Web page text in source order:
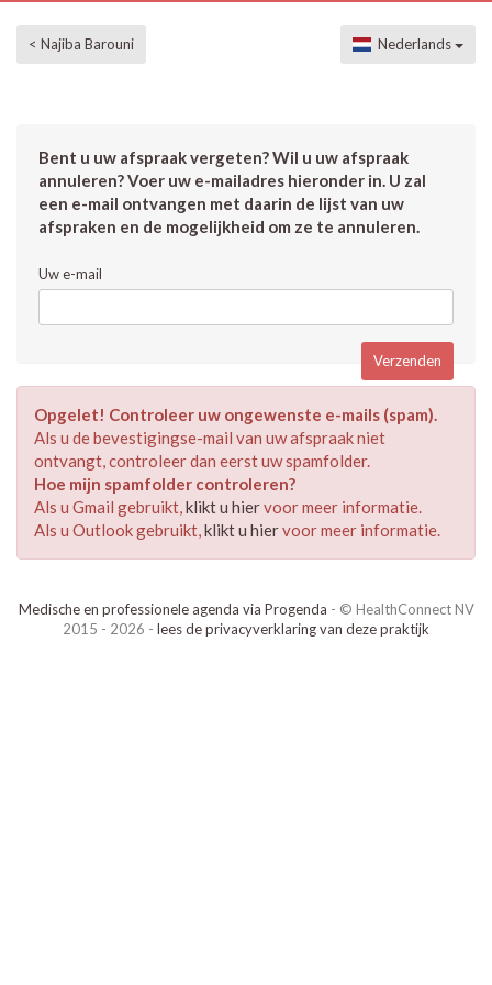
< Najiba Barouni Nederlands
Bent u uw afspraak vergeten? Wil u uw afspraak
annuleren? Voer uw e-mailadres hieronder in. U zal
een e-mail ontvangen met daarin de lijst van uw
afspraken en de mogelijkheid om ze te annuleren.
Uw e-mail
Opgelet! Controleer uw ongewenste e-mails (spam).
Als u de bevestigingse-mail van uw afspraak niet
ontvangt, controleer dan eerst uw spamfolder.
Hoe mijn spamfolder controleren?
Als u Gmail gebruikt,klikt u hiervoor meer informatie.
Als u Outlook gebruikt,klikt u hiervoor meer informatie.
Medische en professionele agenda via Progenda - © HealthConnect NV
2015 - 2026 - lees de privacyverklaring van deze praktijk